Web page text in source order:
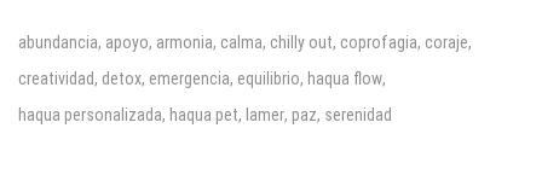
abundancia, apoyo, armonia, calma, chilly out, coprofagia, coraje,
creatividad, detox, emergencia, equilibrio, haqua flow,
haqua personalizada, haqua pet, lamer, paz, serenidad